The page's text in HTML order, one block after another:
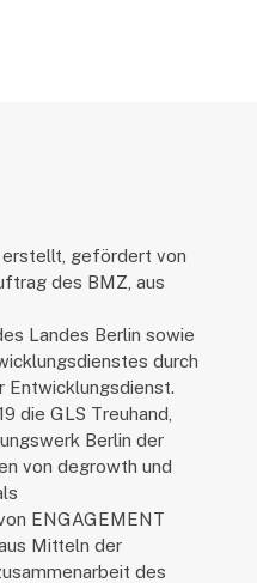
gefördert von
des BMZ, aus
Landes Berlin sowie
durch
Entwicklungsdienst.
die GLS Treuhand,
Berlin der
von degrowth und
ENGAGEMENT
Mitteln der
des